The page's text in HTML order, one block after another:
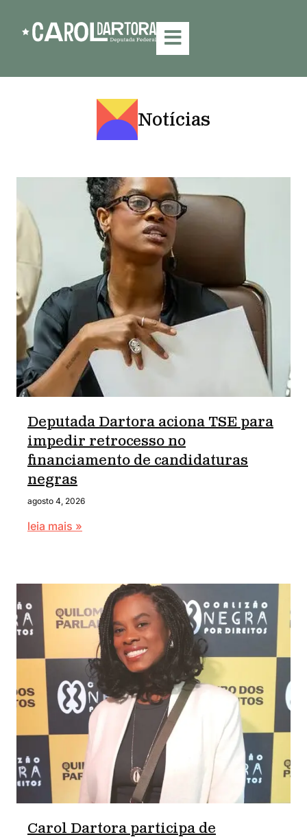
Notícias
Deputada Dartora aciona TSE para
impedir retrocesso no
financiamento de candidaturas
negras
agosto 4, 2026
leia mais »
Carol Dartora participa de